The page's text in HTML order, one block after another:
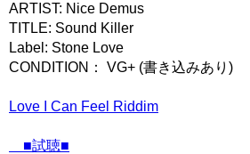
ARTIST: Nice Demus
TITLE: Sound Killer
Label: Stone Love
CONDITION： VG+ (書き込みあり)
Love I Can Feel Riddim
■試聴■